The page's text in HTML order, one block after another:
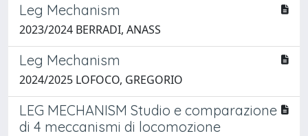
Leg Mechanism
2023/2024 BERRADI, ANASS
Leg Mechanism
2024/2025 LOFOCO, GREGORIO
LEG MECHANISM Studio e comparazione
di 4 meccanismi di locomozione